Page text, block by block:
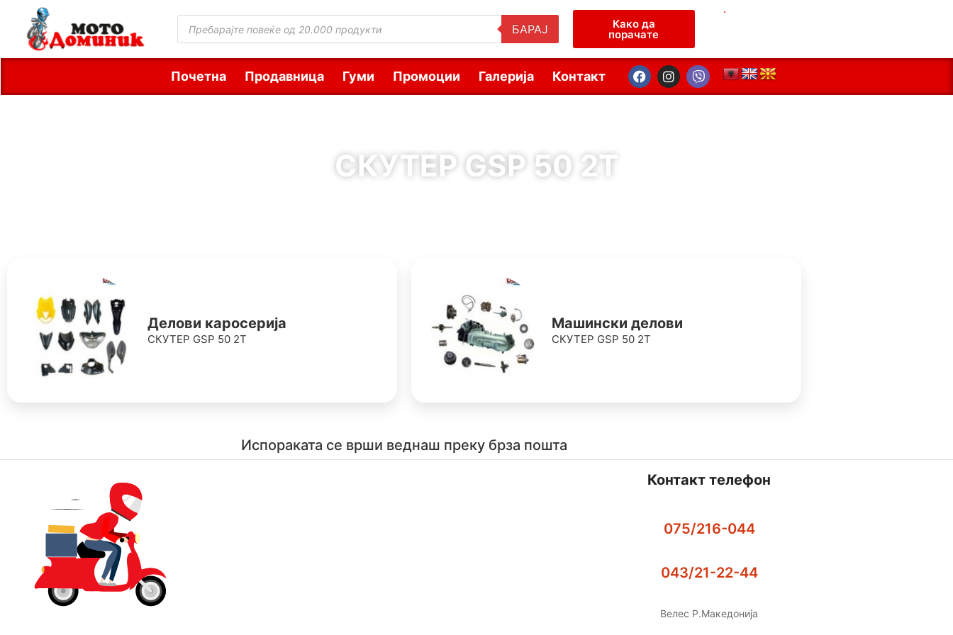
БАРАЈ Како да
порачате
.
Почетна Продавница Гуми Промоции Галерија Контакт
СКУТЕР GSP 50 2Т
Делови каросерија
СКУТЕР GSP 50 2Т
Машински делови
СКУТЕР GSP 50 2Т
Испораката се врши веднаш преку брза пошта
Контакт телефон
075/216-044
043/21-22-44
Велес Р.Македонија